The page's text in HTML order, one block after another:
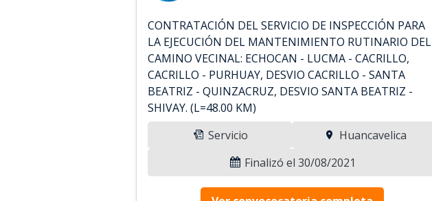
CONTRATACIÓN DEL SERVICIO DE INSPECCIÓN PARA
LA EJECUCIÓN DEL MANTENIMIENTO RUTINARIO DEL
CAMINO VECINAL: ECHOCAN - LUCMA - CACRILLO,
CACRILLO - PURHUAY, DESVIO CACRILLO - SANTA
BEATRIZ - QUINZACRUZ, DESVIO SANTA BEATRIZ -
SHIVAY. (L=48.00 KM)
Servicio
Huancavelica
Finalizó el 30/08/2021